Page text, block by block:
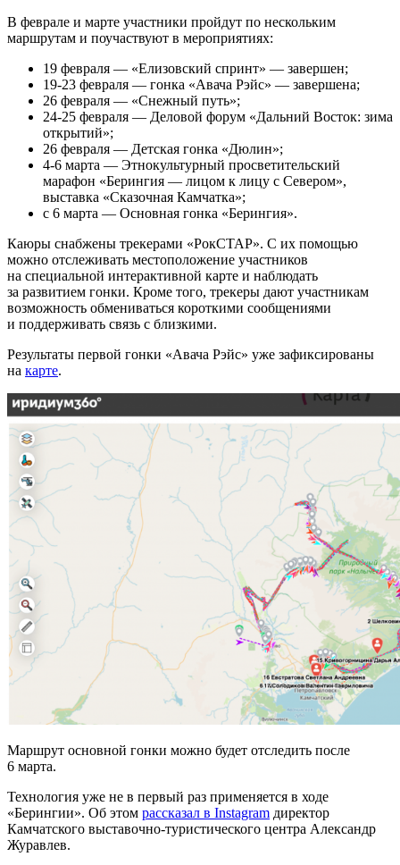
В феврале и марте участники пройдут по нескольким
маршрутам и поучаствуют в мероприятиях:
19 февраля — «Елизовский спринт» — завершен;
19-23 февраля — гонка «Авача Рэйс» — завершена;
26 февраля — «Снежный путь»;
24-25 февраля — Деловой форум «Дальний Восток: зима
открытий»;
26 февраля — Детская гонка «Дюлин»;
4-6 марта — Этнокультурный просветительский
марафон «Берингия — лицом к лицу с Севером»,
выставка «Сказочная Камчатка»;
с 6 марта — Основная гонка «Берингия».
Каюры снабжены трекерами «РокСТАР». С их помощью
можно отслеживать местоположение участников
на специальной интерактивной карте и наблюдать
за развитием гонки. Кроме того, трекеры дают участникам
возможность обмениваться короткими сообщениями
и поддерживать связь с близкими.
Результаты первой гонки «Авача Рэйс» уже зафиксированы
на карте.
Маршрут основной гонки можно будет отследить после
6 марта.
Технология уже не в первый раз применяется в ходе
«Берингии». Об этом рассказал в Instagram директор
Камчатского выставочно-туристического центра Александр
Журавлев.